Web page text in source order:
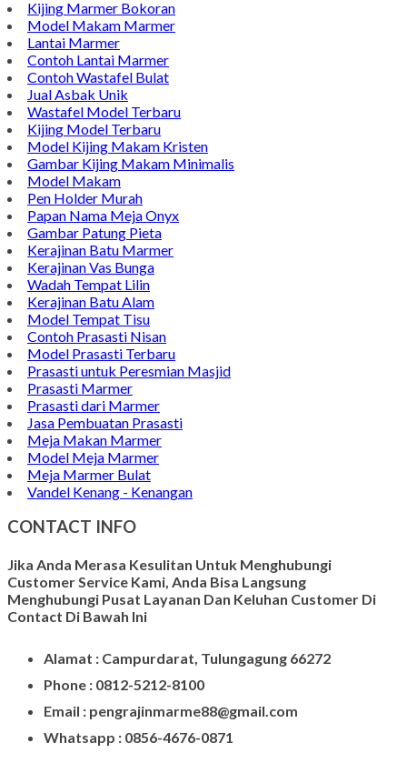
Kijing Marmer Bokoran
Model Makam Marmer
Lantai Marmer
Contoh Lantai Marmer
Contoh Wastafel Bulat
Jual Asbak Unik
Wastafel Model Terbaru
Kijing Model Terbaru
Model Kijing Makam Kristen
Gambar Kijing Makam Minimalis
Model Makam
Pen Holder Murah
Papan Nama Meja Onyx
Gambar Patung Pieta
Kerajinan Batu Marmer
Kerajinan Vas Bunga
Wadah Tempat Lilin
Kerajinan Batu Alam
Model Tempat Tisu
Contoh Prasasti Nisan
Model Prasasti Terbaru
Prasasti untuk Peresmian Masjid
Prasasti Marmer
Prasasti dari Marmer
Jasa Pembuatan Prasasti
Meja Makan Marmer
Model Meja Marmer
Meja Marmer Bulat
Vandel Kenang - Kenangan
CONTACT INFO
Jika Anda Merasa Kesulitan Untuk Menghubungi
Customer Service Kami, Anda Bisa Langsung
Menghubungi Pusat Layanan Dan Keluhan Customer Di
Contact Di Bawah Ini
Alamat : Campurdarat, Tulungagung 66272
Phone : 0812-5212-8100
Email : pengrajinmarme88@gmail.com
Whatsapp : 0856-4676-0871